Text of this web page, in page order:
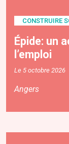
CONSTRUIRE
Épide: un
l’emploi
Le 5 octobre 2026
Angers